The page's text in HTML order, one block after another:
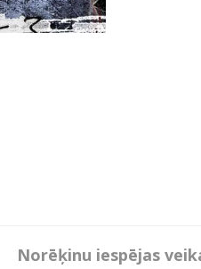
Norēķinu iespējas